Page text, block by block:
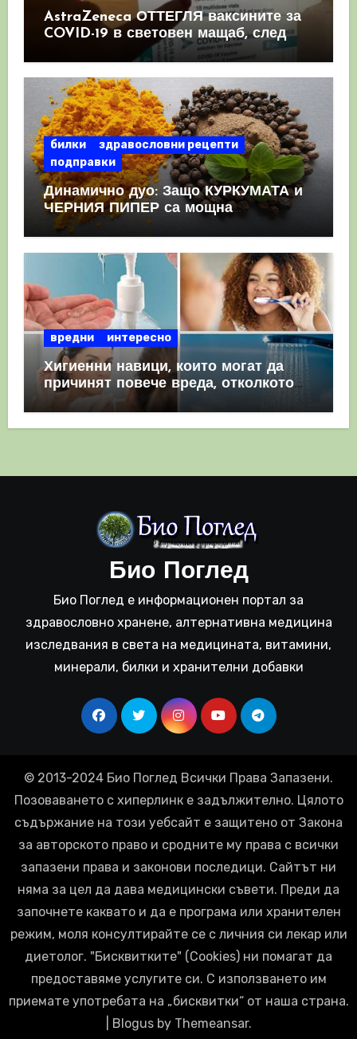
AstraZeneca ОТТЕГЛЯ ваксините за
COVID-19 в световен мащаб, след
като призна, че те причиняват
билки
здравословни рецепти
подправки
Динамично дуо: Защо КУРКУМАТА и
ЧЕРНИЯ ПИПЕР са мощна
комбинация
вредни интересно
Хигиенни навици, които могат да
причинят повече вреда, отколкото
полза
Био Поглед
Био Поглед е информационен портал за
здравословно хранене, алтернативна медицина
изследвания в света на медицината, витамини,
минерали, билки и хранителни добавки
© 2013-2024 Био Поглед Всички Права Запазени.
Позоваването с хиперлинк е задължително. Цялото
съдържание на този уебсайт е защитено от Закона
за авторското право и сродните му права с всички
запазени права и законови последици. Сайтът ни
няма за цел да дава медицински съвети. Преди да
започнете каквато и да е програма или хранителен
режим, моля консултирайте се с личния си лекар или
диетолог. "Бисквитките" (Cookies) ни помагат да
предоставяме услугите си. С използването им
приемате употребата на „бисквитки“ от наша страна.
Blogusby Themeansar.